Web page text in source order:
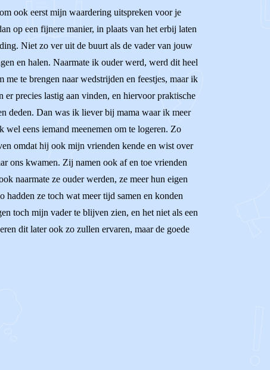
ook eerst mijn waardering uitspreken voor je
op een fijnere manier, in plaats van het erbij laten
Niet zo ver uit de buurt als de vader van jouw
en halen. Naarmate ik ouder werd, werd dit heel
te brengen naar wedstrijden en feestjes, maar ik
precies lastig aan vinden, en hiervoor praktische
deden. Dan was ik liever bij mama waar ik meer
eens iemand meenemen om te logeren. Zo
omdat hij ook mijn vrienden kende en wist over
ons kwamen. Zij namen ook af en toe vrienden
naarmate ze ouder werden, ze meer hun eigen
ze toch wat meer tijd samen en konden
toch mijn vader te blijven zien, en het niet als een
dit later ook zo zullen ervaren, maar de goede